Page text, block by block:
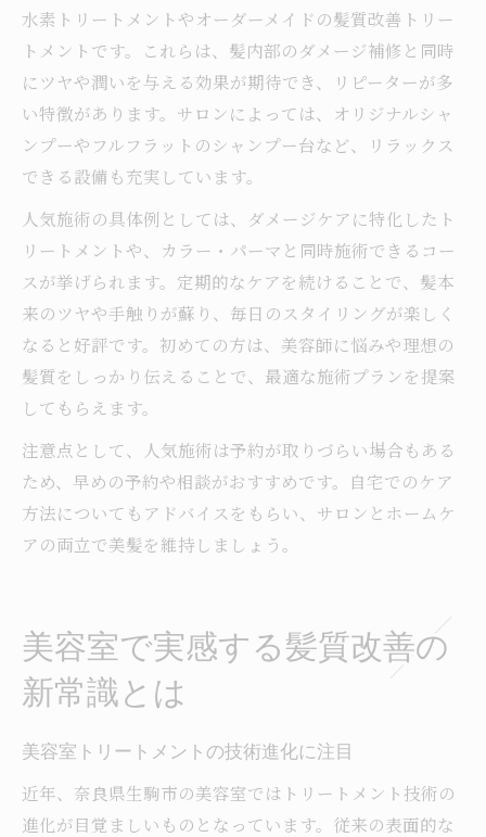
水素トリートメントやオーダーメイドの髪質改善トリー
トメントです。これらは、髪内部のダメージ補修と同時
にツヤや潤いを与える効果が期待でき、リピーターが多
い特徴があります。サロンによっては、オリジナルシャ
ンプーやフルフラットのシャンプー台など、リラックス
できる設備も充実しています。
人気施術の具体例としては、ダメージケアに特化したト
リートメントや、カラー・パーマと同時施術できるコー
スが挙げられます。定期的なケアを続けることで、髪本
来のツヤや手触りが蘇り、毎日のスタイリングが楽しく
なると好評です。初めての方は、美容師に悩みや理想の
髪質をしっかり伝えることで、最適な施術プランを提案
してもらえます。
注意点として、人気施術は予約が取りづらい場合もある
ため、早めの予約や相談がおすすめです。自宅でのケア
方法についてもアドバイスをもらい、サロンとホームケ
アの両立で美髪を維持しましょう。
美容室で実感する髪質改善の
新常識とは
美容室トリートメントの技術進化に注目
近年、奈良県生駒市の美容室ではトリートメント技術の
進化が目覚ましいものとなっています。従来の表面的な